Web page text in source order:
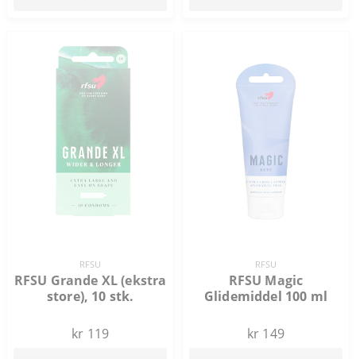
RFSU
RFSU Grande XL (ekstra
store), 10 stk.
kr 119
RFSU
RFSU Magic
Glidemiddel 100 ml
kr 149